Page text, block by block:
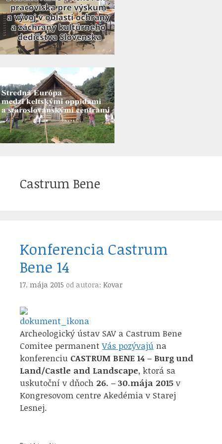
Castrum Bene
Konferencia Castrum
Bene 14
17. mája 2015 od autora: Kovar
Archeologický ústav SAV a Castrum Bene
Comitee permanentVás pozývajú na
konferenciu CASTRUM BENE 14 – Burg und
Land/Castle and Landscape, ktorá sa
uskutoční v dňoch 26. – 30.mája 2015 v
Kongresovom centre Akedémia v Starej
Lesnej.